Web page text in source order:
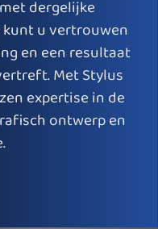
dergelijke
u vertrouwen
en een resultaat
Met Stylus
expertise in de
ontwerp en